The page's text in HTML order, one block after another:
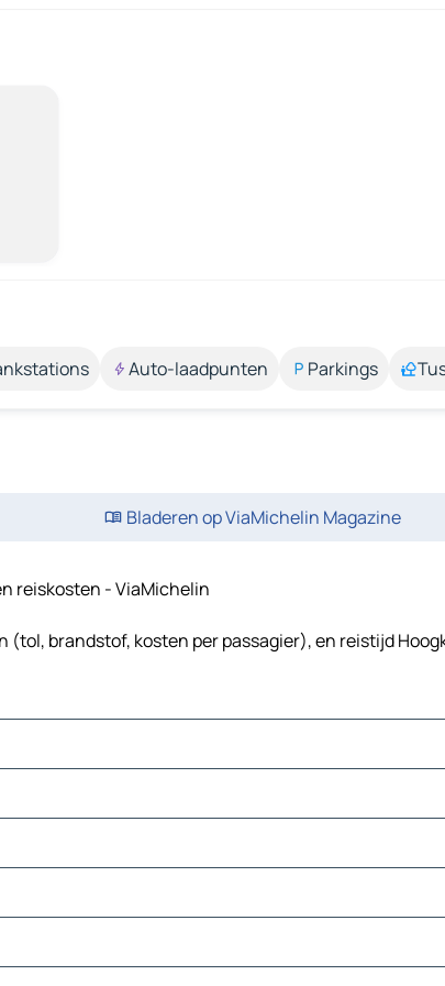
Auto-laadpunten Parkings
Bladeren op ViaMichelin Magazine
reiskosten - ViaMichelin
brandstof, kosten per passagier), en reistijd